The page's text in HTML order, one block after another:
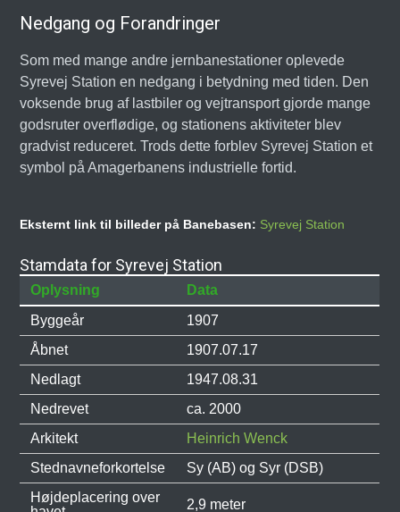
Nedgang og Forandringer
Som med mange andre jernbanestationer oplevede
Syrevej Station en nedgang i betydning med tiden. Den
voksende brug af lastbiler og vejtransport gjorde mange
godsruter overflødige, og stationens aktiviteter blev
gradvist reduceret. Trods dette forblev Syrevej Station et
symbol på Amagerbanens industrielle fortid.
Eksternt link til billeder på Banebasen: Syrevej Station
Stamdata for Syrevej Station
Oplysning
Data
Byggeår
1907
Åbnet
1907.07.17
Nedlagt
1947.08.31
Nedrevet
ca. 2000
Arkitekt
Heinrich Wenck
Stednavneforkortelse
Sy (AB) og Syr (DSB)
Højdeplacering over
2,9 meter